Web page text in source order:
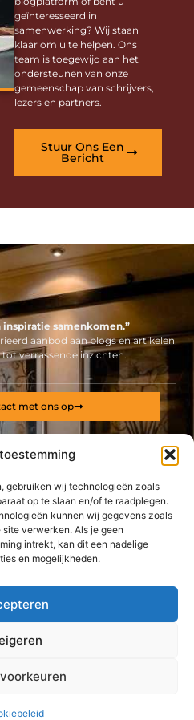
gebruiken wij technologieën zoals
op te slaan en/of te raadplegen.
kunnen wij gegevens zoals
verwerken. Als je geen
intrekt, kan dit een nadelige
en mogelijkheden.
geïnteresseerd in
samenwerking? Wij staan
klaar om u te helpen. Ons
team is toegewijd aan het
ondersteunen van onze
gemeenschap van schrijvers,
lezers en partners.
Stuur Ons Een
Bericht
samenkomen.”
aanbod aan blogs en artikelen
verrassende inzichten.
een rij
moet u bij dit kantoor zijn
een beetje over deze
met ons op